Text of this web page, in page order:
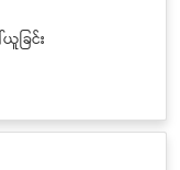
ခြင်း